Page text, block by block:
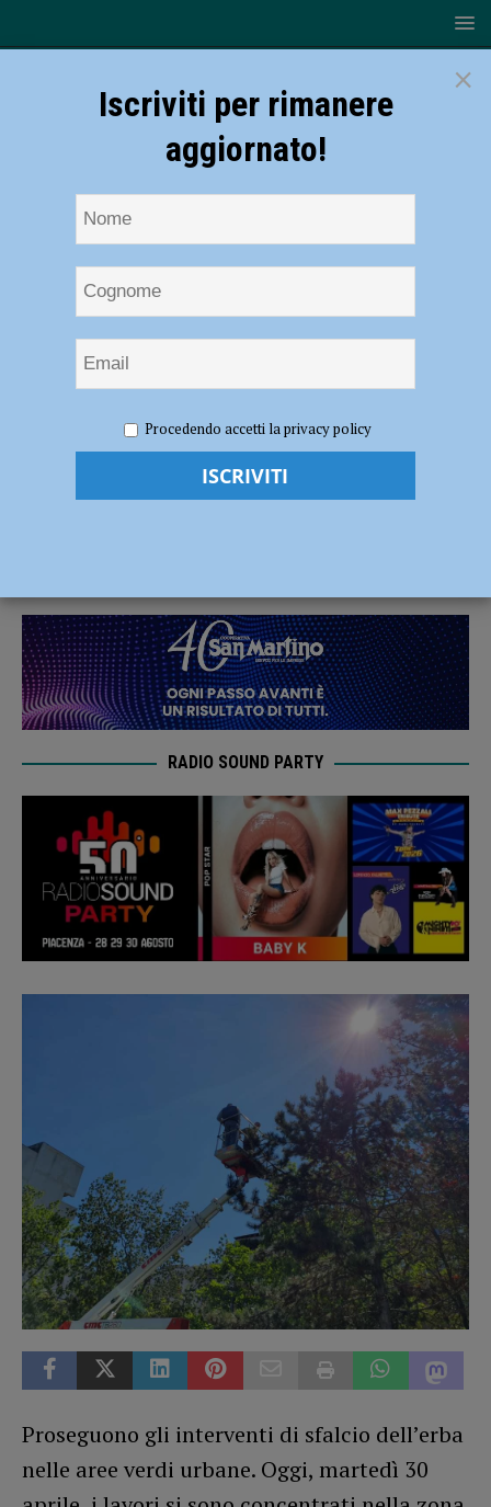
ripulita la Besurica. Da lunedì le aree scolastiche
Sfalcio dell’erba, ripulita la Besurica. Da
RADIO SOUND PARTY
Proseguono gli interventi di sfalcio dell’erba
nelle aree verdi urbane. Oggi, martedì 30
×
Iscriviti per rimanere
aggiornato!
Procedendo accetti la privacy policy